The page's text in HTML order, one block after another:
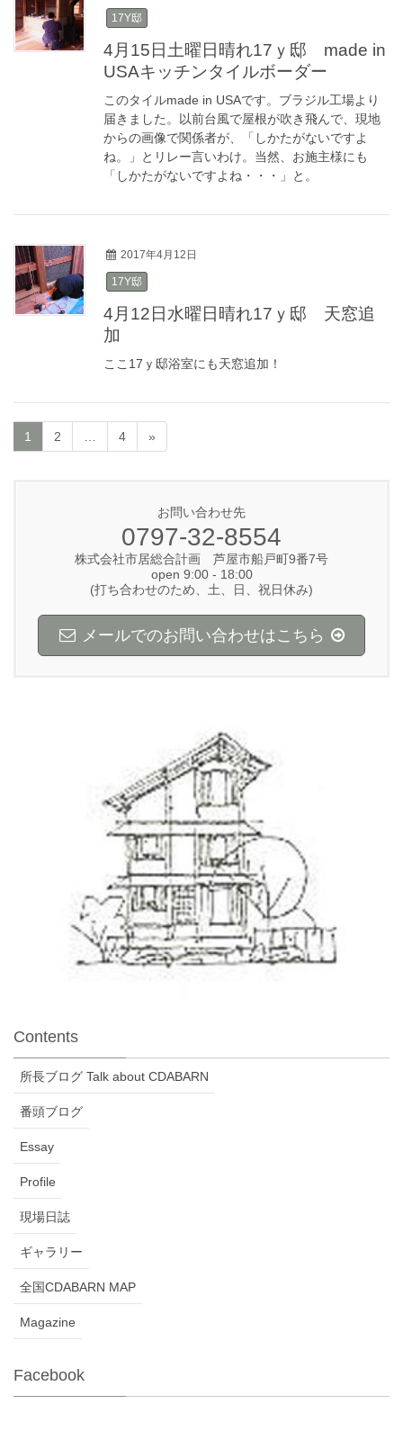
17Y邸
4月15日土曜日晴れ17ｙ邸 made in
USAキッチンタイルボーダー
このタイルmade in USAです。ブラジル工場より
届きました。以前台風で屋根が吹き飛んで、現地
からの画像で関係者が、「しかたがないですよ
ね。」とリレー言いわけ。当然、お施主様にも
「しかたがないですよね・・・」と。
2017年4月12日
17Y邸
4月12日水曜日晴れ17ｙ邸 天窓追
加
ここ17ｙ邸浴室にも天窓追加！
1 2 4 »
お問い合わせ先
0797-32-8554
株式会社市居総合計画 芦屋市船戸町9番7号
open 9:00 - 18:00
(打ち合わせのため、土、日、祝日休み)
メールでのお問い合わせはこちら
Contents
所長ブログ Talk about CDABARN
番頭ブログ
Essay
Profile
現場日誌
ギャラリー
全国CDABARN MAP
Magazine
Facebook